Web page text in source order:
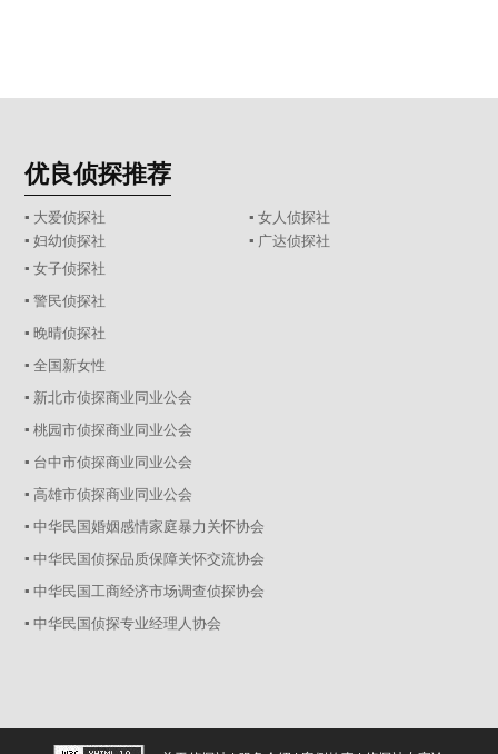
优良侦探推荐
▪ 大爱侦探社
▪ 女人侦探社
▪ 妇幼侦探社
▪ 广达侦探社
▪ 女子侦探社
▪ 警民侦探社
▪ 晚晴侦探社
▪ 全国新女性
▪ 新北市侦探商业同业公会
▪ 桃园市侦探商业同业公会
▪ 台中市侦探商业同业公会
▪ 高雄市侦探商业同业公会
▪ 中华民国婚姻感情家庭暴力关怀协会
▪ 中华民国侦探品质保障关怀交流协会
▪ 中华民国工商经济市场调查侦探协会
▪ 中华民国侦探专业经理人协会